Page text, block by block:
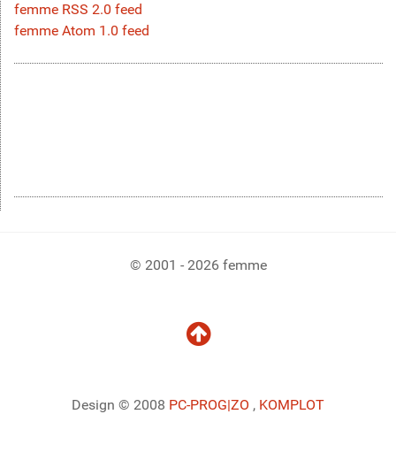
femme RSS 2.0 feed
femme Atom 1.0 feed
© 2001 - 2026 femme
Design © 2008 PC-PROG|ZO , KOMPLOT